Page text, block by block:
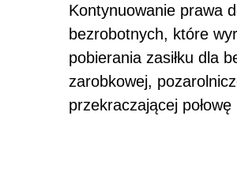
Kontynuowanie prawa
bezrobotnych, które
pobierania zasiłku dla
zarobkowej,
przekraczającej